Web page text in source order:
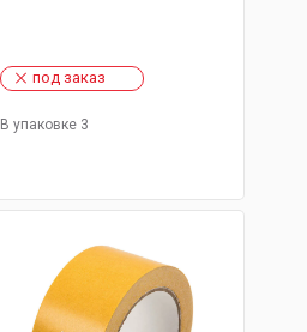
под заказ
В упаковке 3